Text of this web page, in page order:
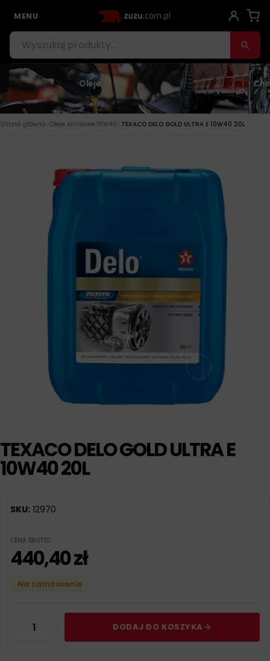
MENU
Oleje
Strona główna › Oleje silnikowe 10W40 › TEXACO DELO GOLD ULTRA E 10W40 20L
TEXACO DELO GOLD ULTRA E
10W40 20L
SKU: 12970
CENA BRUTTO
440,40zł
Na zamówienie
DODAJ DO KOSZYKA